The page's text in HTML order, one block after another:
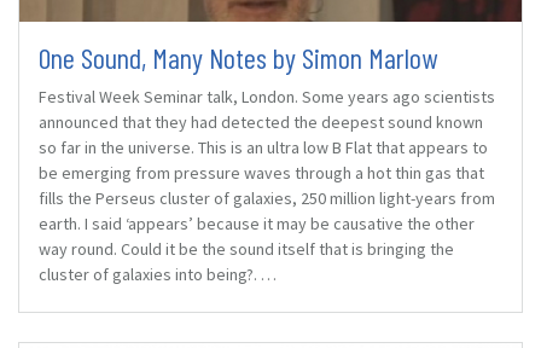
One Sound, Many Notes by Simon Marlow
Festival Week Seminar talk, London. Some years ago scientists
announced that they had detected the deepest sound known
so far in the universe. This is an ultra low B Flat that appears to
be emerging from pressure waves through a hot thin gas that
fills the Perseus cluster of galaxies, 250 million light-years from
earth. I said ‘appears’ because it may be causative the other
way round. Could it be the sound itself that is bringing the
cluster of galaxies into being?. …